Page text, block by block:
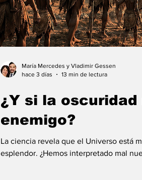
¿Y si la
enemigo?
La ciencia revela que el Universo está
esplendor. ¿Hemos interpretado mal
María Mercedes y Vladimir Gessen
hace 3 días
13 min de lectura